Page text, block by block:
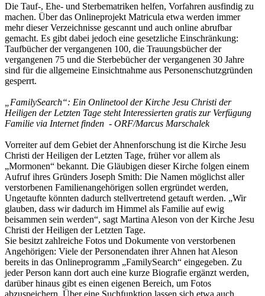
Die Tauf-, Ehe- und Sterbematriken helfen, Vorfahren ausfindig zu
machen. Über das Onlineprojekt Matricula etwa werden immer
mehr dieser Verzeichnisse gescannt und auch online abrufbar
gemacht. Es gibt dabei jedoch eine gesetzliche Einschränkung:
Taufbücher der vergangenen 100, die Trauungsbücher der
vergangenen 75 und die Sterbebücher der vergangenen 30 Jahre
sind für die allgemeine Einsichtnahme aus Personenschutzgründen
gesperrt.
„FamilySearch“: Ein Onlinetool der Kirche Jesu Christi der
Heiligen der Letzten Tage steht Interessierten gratis zur Verfügung
Familie via Internet finden - ORF/Marcus Marschalek
Vorreiter auf dem Gebiet der Ahnenforschung ist die Kirche Jesu
Christi der Heiligen der Letzten Tage, früher vor allem als
„Mormonen“ bekannt. Die Gläubigen dieser Kirche folgen einem
Aufruf ihres Gründers Joseph Smith: Die Namen möglichst aller
verstorbenen Familienangehörigen sollen ergründet werden,
Ungetaufte könnten dadurch stellvertretend getauft werden. „Wir
glauben, dass wir dadurch im Himmel als Familie auf ewig
beisammen sein werden“, sagt Martina Aleson von der Kirche Jesu
Christi der Heiligen der Letzten Tage.
Sie besitzt zahlreiche Fotos und Dokumente von verstorbenen
Angehörigen: Viele der Personendaten ihrer Ahnen hat Aleson
bereits in das Onlineprogramm „FamilySearch“ eingegeben. Zu
jeder Person kann dort auch eine kurze Biografie ergänzt werden,
darüber hinaus gibt es einen eigenen Bereich, um Fotos
abzuspeichern. Über eine Suchfunktion lassen sich etwa auch